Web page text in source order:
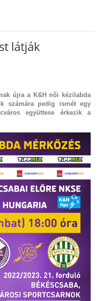
látják
újra a K&H női kézilabda
számára pedig ismét egy
együttese érkezik a